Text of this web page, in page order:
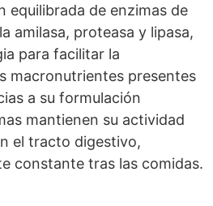
equilibrada de enzimas de
amilasa, proteasa y lipasa,
para facilitar la
macronutrientes presentes
a su formulación
mantienen su actividad
el tracto digestivo,
constante tras las comidas.